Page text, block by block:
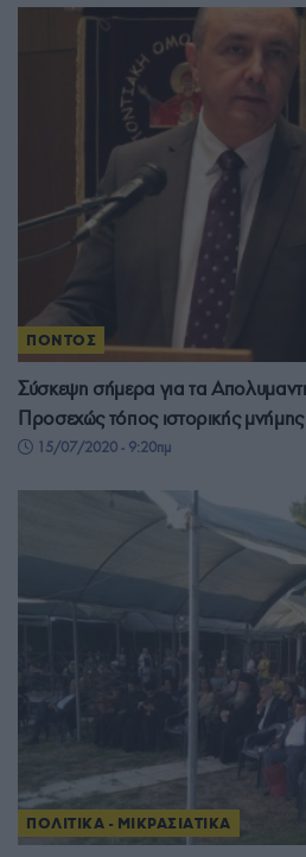
ΠΟΝΤΟΣ
Σύσκεψη σήμερα για τα
Προσεχώς τόπος ιστορικής
15/07/2020 - 9:20πμ
ΠΟΛΙΤΙΚΑ - ΜΙΚΡΑΣΙΑΤΙΚΑ